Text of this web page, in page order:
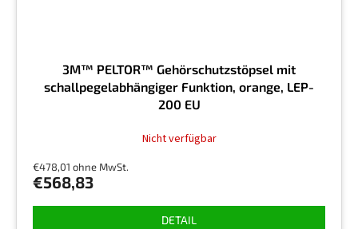
3M™ PELTOR™ Gehörschutzstöpsel mit
schallpegelabhängiger Funktion, orange, LEP-
200 EU
Nicht verfügbar
€478,01 ohne MwSt.
€568,83
DETAIL